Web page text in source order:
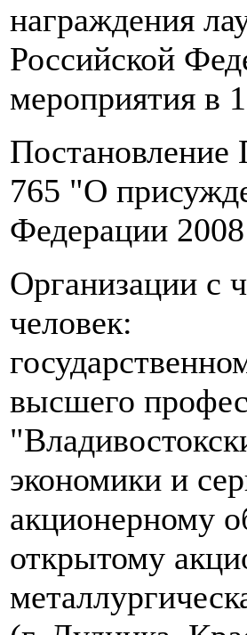
награждения
Российской
мероприятия в
Постановление
765 "О
Федерации 2008
Организации с
человек:
высшего
экономики и
акционерному
открытому